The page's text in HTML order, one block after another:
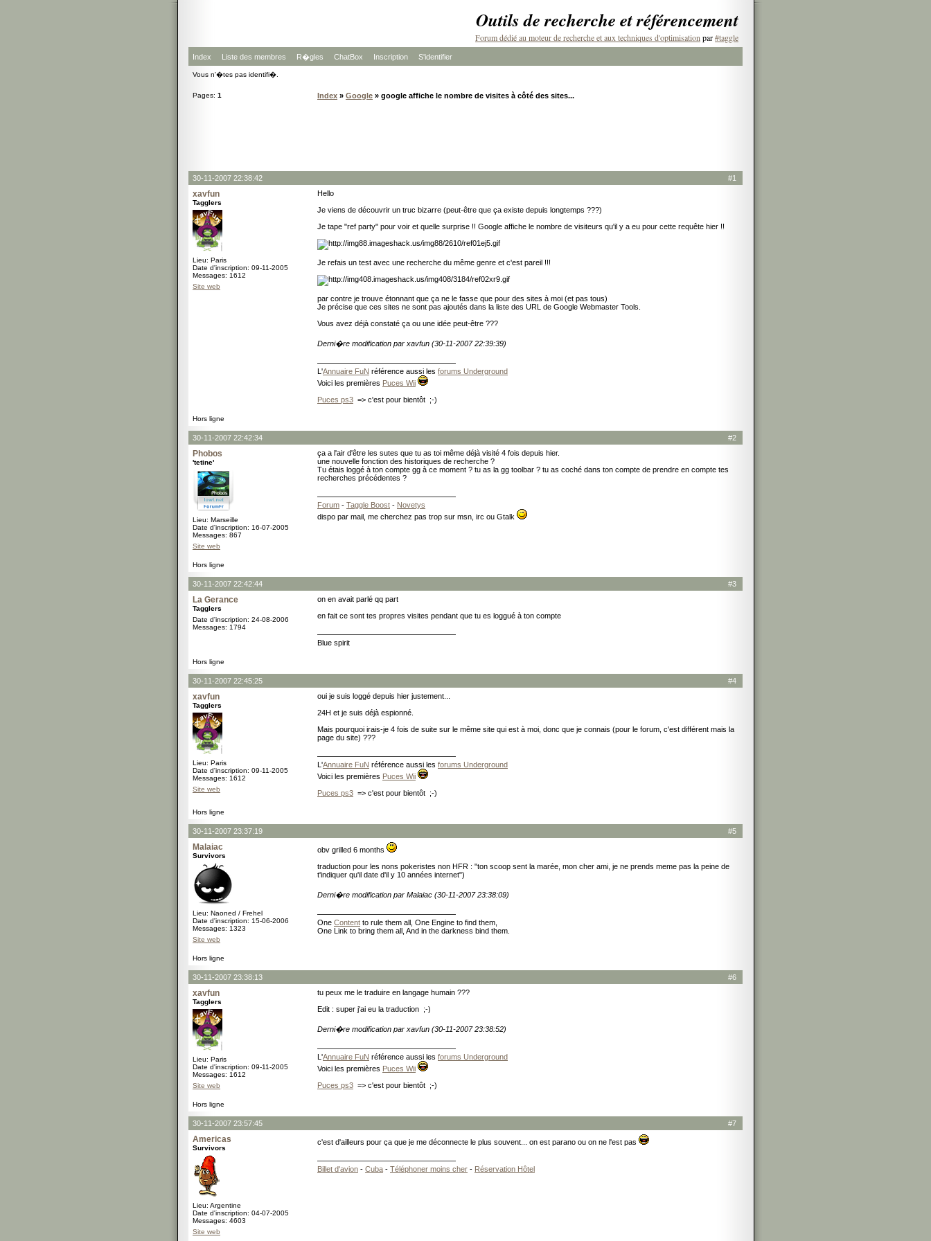
Outils de recherche et référencement
Forum dédié au moteur de recherche et aux techniques d'optimisation par#taggle
Index Liste des membres R�gles ChatBox Inscription S'identifier
Vous n'�tes pas identifi�.
Pages: 1 Index » Google » google affiche le nombre de visites à côté des sites...
#1
30-11-2007 22:38:42
xavfun
Tagglers
Lieu: Paris
Date d'inscription: 09-11-2005
Messages: 1612
Site web
Hello
Je viens de découvrir un truc bizarre (peut-être que ça existe depuis longtemps ???)
Je tape "ref party" pour voir et quelle surprise !! Google affiche le nombre de visiteurs qu'il y a eu pour cette requête hier !!
Je refais un test avec une recherche du même genre et c'est pareil !!!
par contre je trouve étonnant que ça ne le fasse que pour des sites à moi (et pas tous)
Je précise que ces sites ne sont pas ajoutés dans la liste des URL de Google Webmaster Tools.
Vous avez déjà constaté ça ou une idée peut-être ???
Derni�re modification par xavfun (30-11-2007 22:39:39)
L'Annuaire FuN référence aussi les forums Underground
Voici les premières Puces Wii
Puces ps3 => c'est pour bientôt ;-)
Hors ligne
#2
30-11-2007 22:42:34
Phobos
'tetine'
Lieu: Marseille
Date d'inscription: 16-07-2005
Messages: 867
Site web
ça a l'air d'être les sutes que tu as toi même déjà visité 4 fois depuis hier.
une nouvelle fonction des historiques de recherche ?
Tu étais loggé à ton compte gg à ce moment ? tu as la gg toolbar ? tu as coché dans ton compte de prendre en compte tes
recherches précédentes ?
Forum - Taggle Boost - Novetys
dispo par mail, me cherchez pas trop sur msn, irc ou Gtalk
Hors ligne
#3
30-11-2007 22:42:44
La Gerance
Tagglers
Date d'inscription: 24-08-2006
Messages: 1794
on en avait parlé qq part
en fait ce sont tes propres visites pendant que tu es loggué à ton compte
Blue spirit
Hors ligne
#4
30-11-2007 22:45:25
xavfun
Tagglers
Lieu: Paris
Date d'inscription: 09-11-2005
Messages: 1612
Site web
oui je suis loggé depuis hier justement...
24H et je suis déjà espionné.
Mais pourquoi irais-je 4 fois de suite sur le même site qui est à moi, donc que je connais (pour le forum, c'est différent mais la
page du site) ???
L'Annuaire FuN référence aussi les forums Underground
Voici les premières Puces Wii
Puces ps3 => c'est pour bientôt ;-)
Hors ligne
#5
30-11-2007 23:37:19
Malaiac
Survivors
Lieu: Naoned / Frehel
Date d'inscription: 15-06-2006
Messages: 1323
Site web
obv grilled 6 months
traduction pour les nons pokeristes non HFR : "ton scoop sent la marée, mon cher ami, je ne prends meme pas la peine de
t'indiquer qu'il date d'il y 10 années internet")
Derni�re modification par Malaiac (30-11-2007 23:38:09)
One Content to rule them all, One Engine to find them,
One Link to bring them all, And in the darkness bind them.
Hors ligne
#6
30-11-2007 23:38:13
xavfun
Tagglers
Lieu: Paris
Date d'inscription: 09-11-2005
Messages: 1612
Site web
tu peux me le traduire en langage humain ???
Edit : super j'ai eu la traduction ;-)
Derni�re modification par xavfun (30-11-2007 23:38:52)
L'Annuaire FuN référence aussi les forums Underground
Voici les premières Puces Wii
Puces ps3 => c'est pour bientôt ;-)
Hors ligne
#7
30-11-2007 23:57:45
Americas
Survivors
Lieu: Argentine
Date d'inscription: 04-07-2005
Messages: 4603
Site web
c'est d'ailleurs pour ça que je me déconnecte le plus souvent... on est parano ou on ne l'est pas
Billet d'avion - Cuba - Téléphoner moins cher - Réservation Hôtel